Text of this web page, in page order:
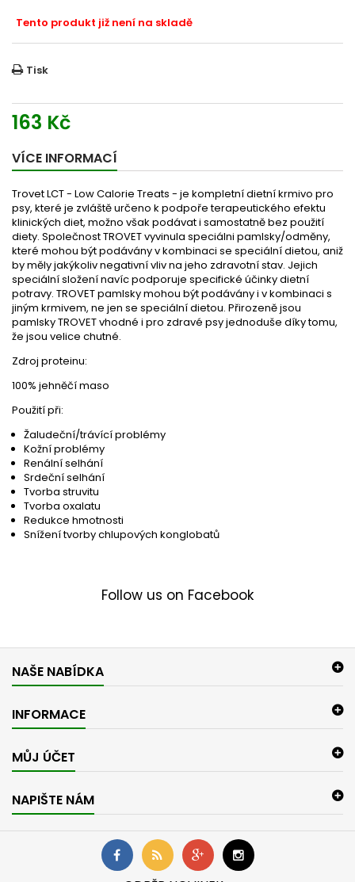
Tento produkt již není na skladě
Tisk
163 Kč
VÍCE INFORMACÍ
Trovet LCT - Low Calorie Treats - je kompletní dietní krmivo pro
psy, které je zvláště určeno k podpoře terapeutického efektu
klinických diet, možno však podávat i samostatně bez použití
diety. Společnost TROVET vyvinula speciálni pamlsky/odměny,
které mohou být podávány v kombinaci se speciální dietou, aniž
by měly jakýkoliv negativní vliv na jeho zdravotní stav. Jejich
speciální složení navíc podporuje specifické účinky dietní
potravy. TROVET pamlsky mohou být podávány i v kombinaci s
jiným krmivem, ne jen se speciální dietou. Přirozeně jsou
pamlsky TROVET vhodné i pro zdravé psy jednoduše díky tomu,
že jsou velice chutné.
Zdroj proteinu:
100% jehněčí maso
Použití při:
Žaludeční/trávící problémy
Kožní problémy
Renální selhání
Srdeční selhání
Tvorba struvitu
Tvorba oxalatu
Redukce hmotnosti
Snížení tvorby chlupových konglobatů
Follow us on Facebook
NAŠE NABÍDKA
INFORMACE
MŮJ ÚČET
NAPIŠTE NÁM